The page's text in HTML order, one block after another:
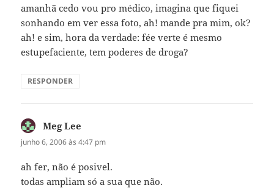
amanhã cedo vou pro médico, imagina que fiquei
sonhando em ver essa foto, ah! mande pra mim, ok?
ah! e sim, hora da verdade: fée verte é mesmo
estupefaciente, tem poderes de droga?
RESPONDER
Meg Lee
junho 6, 2006 às 4:47 pm
ah fer, não é posivel.
todas ampliam só a sua que não.